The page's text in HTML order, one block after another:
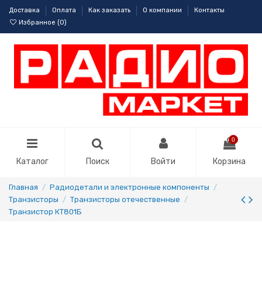
Доставка Оплата Как заказать О компании
Контакты
Избранное (0)
Каталог Поиск Войти
0
Корзина
Главная
Радиодетали и электронные компоненты
Транзисторы
Транзисторы отечественные
Транзистор КТ801Б